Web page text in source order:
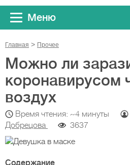
Меню
Главная Прочeе
Можно ли
коронавирусом
воздух
Время чтения: ~4 минуты
Добрецова
3637
Содержание